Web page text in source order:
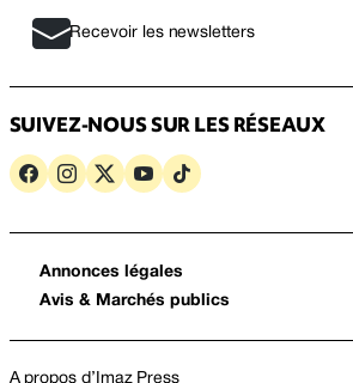
Recevoir les newsletters
SUIVEZ-NOUS SUR LES RÉSEAUX
Annonces légales
Avis & Marchés publics
A propos d’Imaz Press